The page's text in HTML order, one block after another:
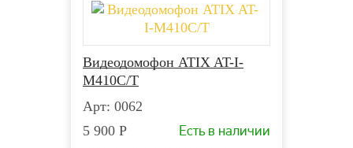
Видеодомофон ATIX AT-I-
М410C/T
Арт: 0062
5 900 Р Есть в наличии